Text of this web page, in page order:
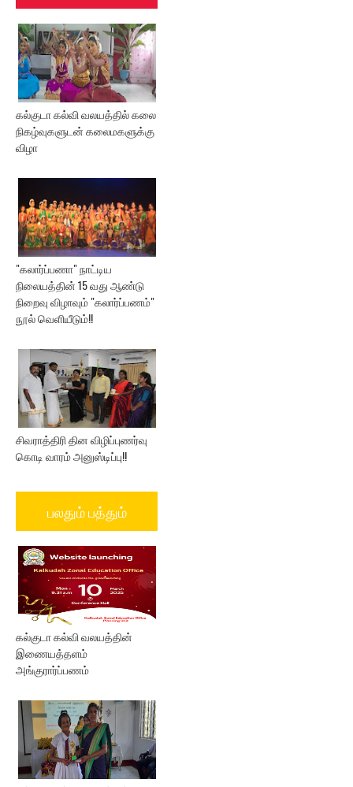
கல்குடா கல்வி வலயத்தில் கலை
நிகழ்வுகளுடன் கலைமகளுக்கு
விழா
"கலார்ப்பணா" நாட்டிய
நிலையத்தின் 15 வது ஆண்டு
நிறைவு விழாவும் "கலார்ப்பணம்"
நூல் வெளியீடும்!!
சிவராத்திரி தின விழிப்புணர்வு
கொடி வாரம் அனுஸ்டிப்பு!!
பலதும் பத்தும்
கல்குடா கல்வி வலயத்தின்
இணையத்தளம்
அங்குரார்ப்பணம்